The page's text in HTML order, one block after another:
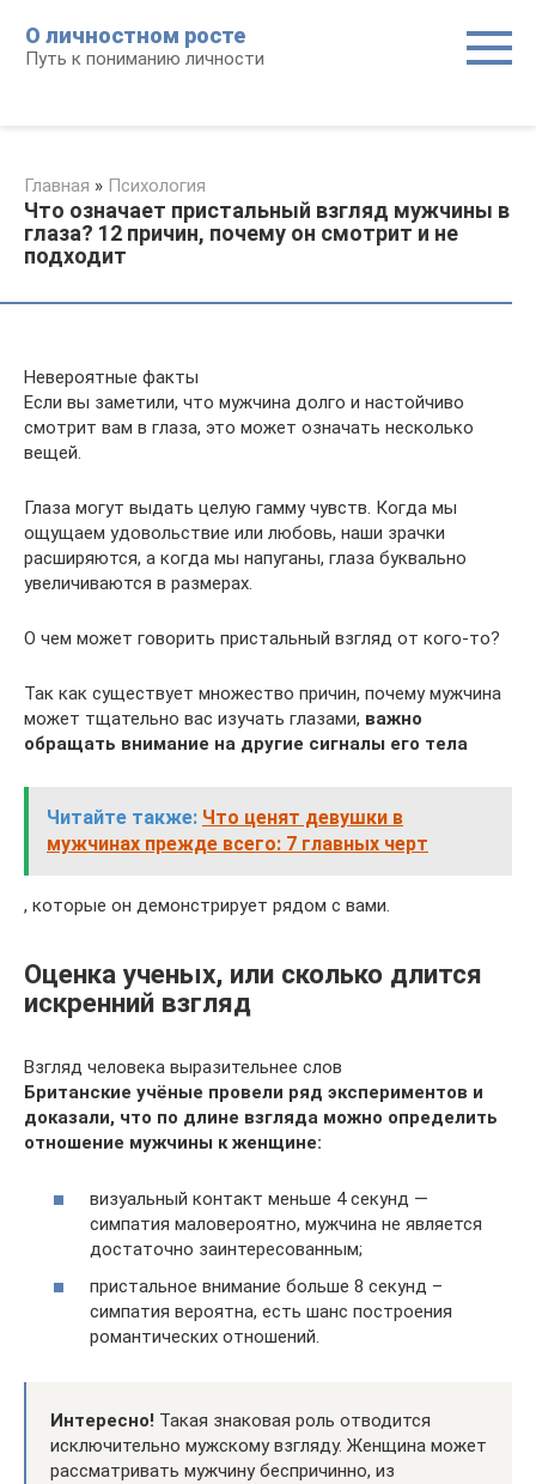
контенту
О личностном росте
Путь к пониманию личности
Главная » Психология
Что означает пристальный взгляд мужчины в
глаза? 12 причин, почему он смотрит и не
подходит
Невероятные факты
Если вы заметили, что мужчина долго и настойчиво
смотрит вам в глаза, это может означать несколько
вещей.
Глаза могут выдать целую гамму чувств. Когда мы
ощущаем удовольствие или любовь, наши зрачки
расширяются, а когда мы напуганы, глаза буквально
увеличиваются в размерах.
О чем может говорить пристальный взгляд от кого-то?
Так как существует множество причин, почему мужчина
может тщательно вас изучать глазами, важно
обращать внимание на другие сигналы его тела
Читайте также: Что ценят девушки в
мужчинах прежде всего: 7 главных черт
, которые он демонстрирует рядом с вами.
Оценка ученых, или сколько длится
искренний взгляд
Взгляд человека выразительнее слов
Британские учёные провели ряд экспериментов и
доказали, что по длине взгляда можно определить
отношение мужчины к женщине:
визуальный контакт меньше 4 секунд ―
симпатия маловероятно, мужчина не является
достаточно заинтересованным;
пристальное внимание больше 8 секунд –
симпатия вероятна, есть шанс построения
романтических отношений.
Интересно! Такая знаковая роль отводится
исключительно мужскому взгляду. Женщина может
рассматривать мужчину беспричинно, из